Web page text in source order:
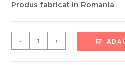
Produs fabricat in Romania
Cantitate
Geanta
- +